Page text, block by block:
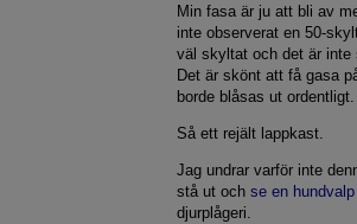
Min fasa är ju att bli av
inte observerat en 50-
väl skyltat och det är inte
Det är skönt att få gasa
borde blåsas ut ordentligt.
Så ett rejält lappkast.
Jag undrar varför inte
stå ut ochse en
djurplågeri.